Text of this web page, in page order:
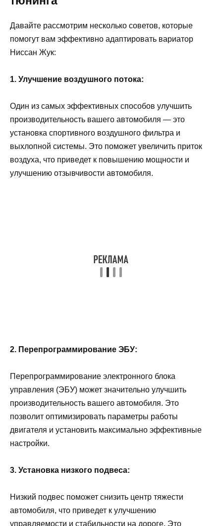
Давайте рассмотрим несколько советов, которые
помогут вам эффективно адаптировать вариатор
Ниссан Жук:
1. Улучшение воздушного потока:
Один из самых эффективных способов улучшить
производительность вашего автомобиля — это
установка спортивного воздушного фильтра и
выхлопной системы. Это поможет увеличить приток
воздуха, что приведет к повышению мощности и
улучшению отзывчивости автомобиля.
2. Перепрограммирование ЭБУ:
Перепрограммирование электронного блока
управления (ЭБУ) может значительно улучшить
производительность вашего автомобиля. Это
позволит оптимизировать параметры работы
двигателя и установить максимально эффективные
настройки.
3. Установка низкого подвеса:
Низкий подвес поможет снизить центр тяжести
автомобиля, что приведет к улучшению
управляемости и стабильности на дороге. Это